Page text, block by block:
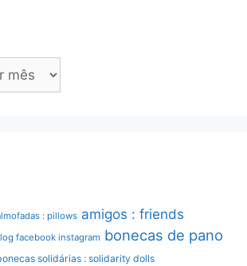
: pillows amigos : friends
facebook instagram bonecas de pano
solidárias : solidarity dolls